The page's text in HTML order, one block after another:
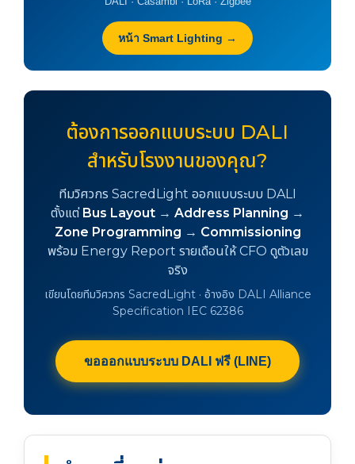
หน้า Smart Lighting →
ต้องการออกแบบระบบ DALI
สำหรับโรงงานของคุณ?
ทีมวิศวกร SacredLight ออกแบบระบบ DALI
ตั้งแต่ Bus Layout → Address Planning →
Zone Programming → Commissioning
พร้อม Energy Report รายเดือนให้ CFO ดูตัวเลข
จริง
เขียนโดยทีมวิศวกร SacredLight · อ้างอิง DALI Alliance
Specification IEC 62386
ขอออกแบบระบบ DALI ฟรี (LINE)